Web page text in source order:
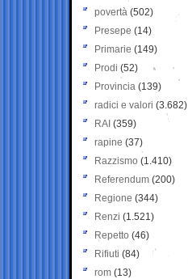
povertà (502)
Presepe (14)
Primarie (149)
Prodi (52)
Provincia (139)
radici e valori (3.682)
RAI (359)
rapine (37)
Razzismo (1.410)
Referendum (200)
Regione (344)
Renzi (1.521)
Repetto (46)
Rifiuti (84)
rom (13)